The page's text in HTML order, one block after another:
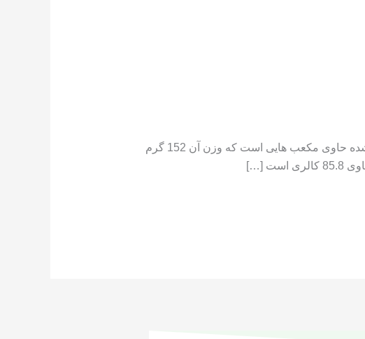
تعداد کالری موجود در هندوانه هندوانه دارای کالری کم است ،[١] در جایی که یک فنجان هندوانه خرد شده حاوی مکعب هایی است که وزن آن 152 گرم